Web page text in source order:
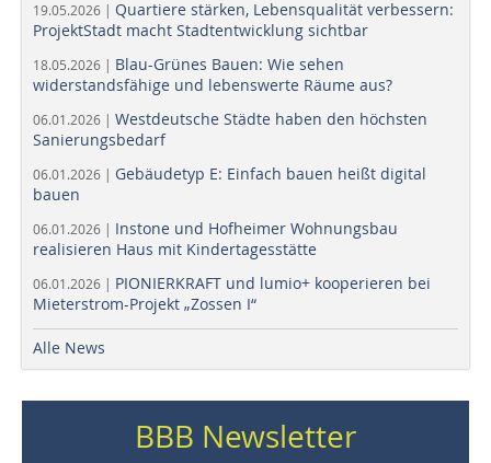
19.05.2026 | Quartiere stärken, Lebensqualität verbessern:
ProjektStadt macht Stadtentwicklung sichtbar
18.05.2026 | Blau-Grünes Bauen: Wie sehen
widerstandsfähige und lebenswerte Räume aus?
06.01.2026 | Westdeutsche Städte haben den höchsten
Sanierungsbedarf
06.01.2026 | Gebäudetyp E: Einfach bauen heißt digital
bauen
06.01.2026 | Instone und Hofheimer Wohnungsbau
realisieren Haus mit Kindertagesstätte
06.01.2026 | PIONIERKRAFT und lumio+ kooperieren bei
Mieterstrom-Projekt „Zossen I“
Alle News
BBB Newsletter